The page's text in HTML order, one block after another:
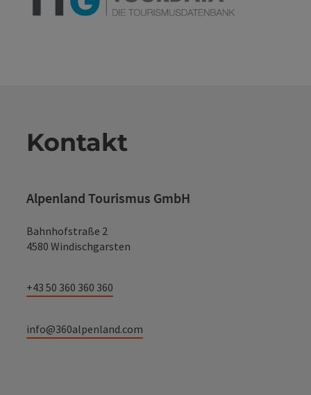
Kontakt
Alpenland Tourismus GmbH
Bahnhofstraße 2
4580 Windischgarsten
+43 50 360 360 360
info@360alpenland.com